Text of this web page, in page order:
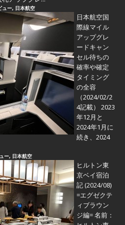
ュー, 日本航空
日本航空国
際線マイル
アップグレ
ードキャン
セル待ちの
確率や確定
タイミング
の全容
（2024/02/2
4記載） 2023
年12月と
2024年1月に
続き、2024
ー, 日本航空
ヒルトン東
京ベイ宿泊
記 (2024/08)
=エグゼクテ
ィブラウン
ジ編=名前：